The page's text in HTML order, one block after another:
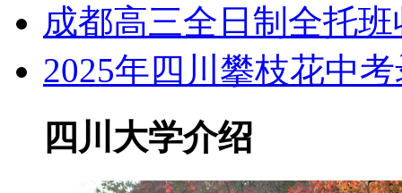
成都高三全日制全托
2025年四川攀枝花中
四川大学介绍